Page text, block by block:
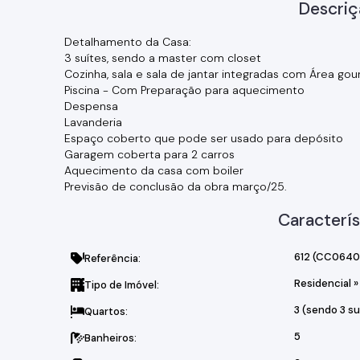
Detalhamento da Casa:
3 suítes, sendo a master com closet
Cozinha, sala e sala de jantar integradas com Área
Piscina - Com Preparação para aquecimento
Despensa
Lavanderia
Espaço coberto que pode ser usado para depósito
Garagem coberta para 2 carros
Aquecimento da casa com boiler
Previsão de conclusão da obra março/25.
Referência: 612
Tipo de Imóvel: Residencial »
Quartos: 3 (sendo 3
Banheiros: 5